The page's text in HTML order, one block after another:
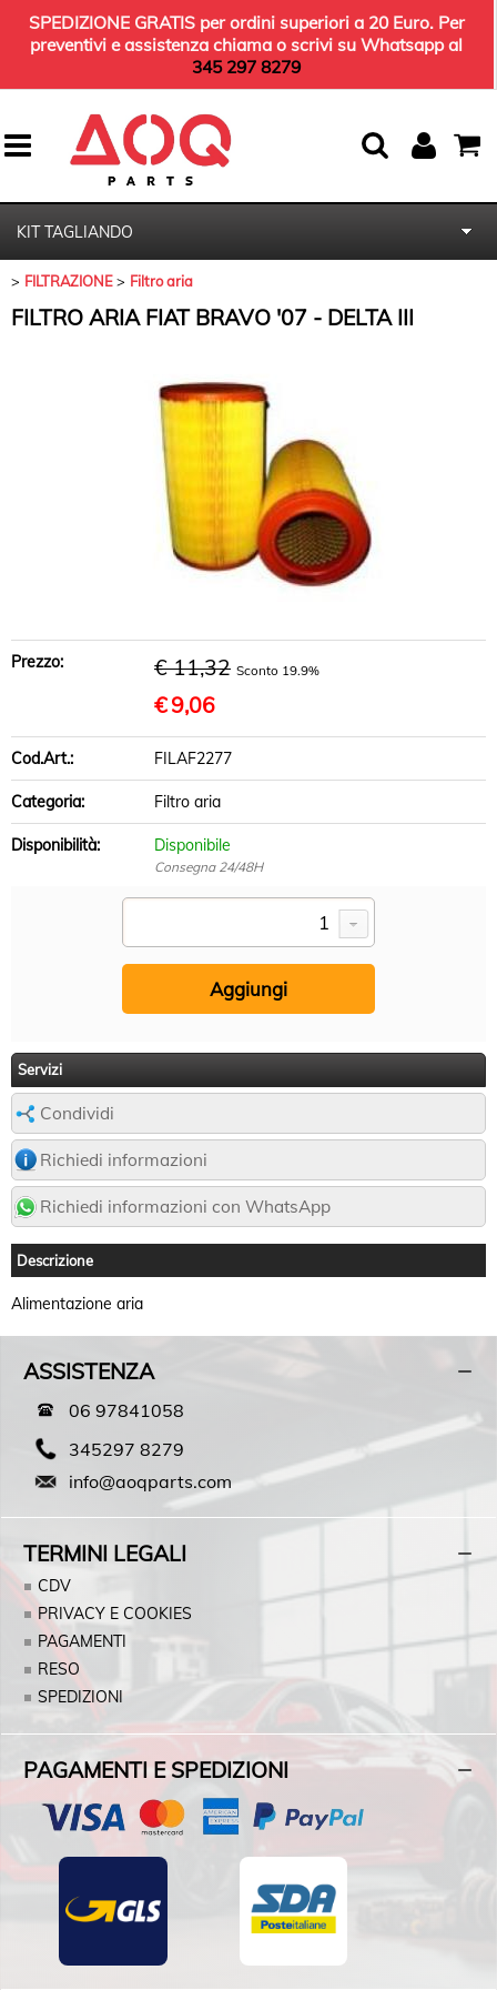
SPEDIZIONE GRATIS per ordini superiori a 20 Euro. Per
preventivi e assistenza chiama o scrivi su Whatsapp al
345 297 8279
HOME
KIT TAGLIANDO
KIT AMMORTIZZATORI
BRACCI SOSPENSIONE
FILTRAZIONE Filtro aria
FILTRO ARIA FIAT BRAVO '07 - DELTA III
Prezzo: € 11,32 Sconto 19.9%
€9,06
Cod.Art.: FILAF2277
Categoria: Filtro aria
Disponibilità: Disponibile
Consegna 24/48H
Servizi
Condividi
Richiedi informazioni
Richiedi informazioni con WhatsApp
Descrizione
Alimentazione aria
ASSISTENZA
06 97841058
345297 8279
info@aoqparts.com
TERMINI LEGALI
CDV
PRIVACY E COOKIES
PAGAMENTI
RESO
SPEDIZIONI
PAGAMENTI E SPEDIZIONI